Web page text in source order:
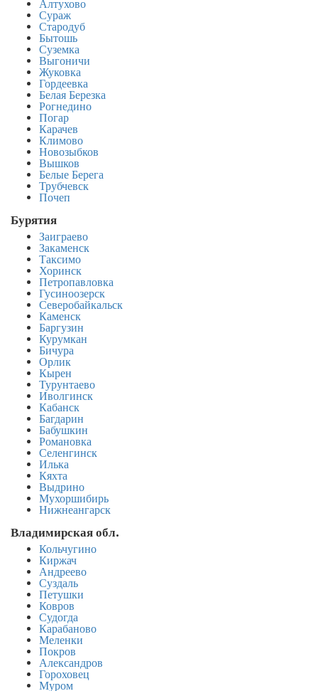
Алтухово
Сураж
Стародуб
Бытошь
Суземка
Выгоничи
Жуковка
Гордеевка
Белая Березка
Рогнедино
Погар
Карачев
Климово
Новозыбков
Вышков
Белые Берега
Трубчевск
Почеп
Бурятия
Заиграево
Закаменск
Таксимо
Хоринск
Петропавловка
Гусиноозерск
Северобайкальск
Каменск
Баргузин
Курумкан
Бичура
Орлик
Кырен
Турунтаево
Иволгинск
Кабанск
Багдарин
Бабушкин
Романовка
Селенгинск
Илька
Кяхта
Выдрино
Мухоршибирь
Нижнеангарск
Владимирская обл.
Кольчугино
Киржач
Андреево
Суздаль
Петушки
Ковров
Судогда
Карабаново
Меленки
Покров
Александров
Гороховец
Муром